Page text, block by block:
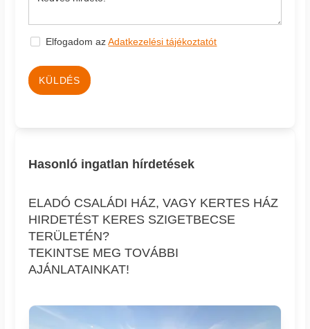
Elfogadom azAdatkezelési tájékoztatót
KÜLDÉS
Hasonló ingatlan hírdetések
ELADÓ CSALÁDI HÁZ, VAGY KERTES HÁZ
HIRDETÉST KERES SZIGETBECSE
TERÜLETÉN?
TEKINTSE MEG TOVÁBBI
AJÁNLATAINKAT!